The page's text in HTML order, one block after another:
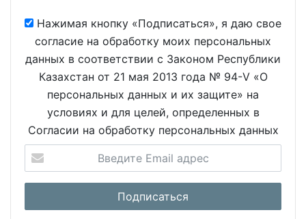
Нажимая кнопку «Подписаться», я даю свое
согласие на обработку моих персональных
данных в соответствии с Законом Республики
Казахстан от 21 мая 2013 года № 94-V «О
персональных данных и их защите» на
условиях и для целей, определенных в
Согласии на обработку персональных данных